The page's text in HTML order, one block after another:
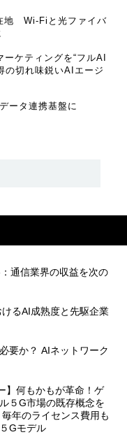
地 Wi-Fiと光ファイバ
ケティングを“フルAI
切れ味鋭いAIエージ
ータ連携基盤に
通信業界の収益を次の
るAI成熟度と先駆企業
要か？ AIネットワーク
】何もかもが革命！ゲ
５G市場の既存概念を
年のライセンス費用も
Gモデル